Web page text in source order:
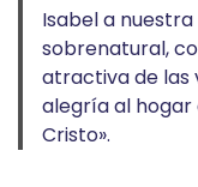
Isabel a
sobrenatural,
atractiva de las
alegría al hogar
Cristo».